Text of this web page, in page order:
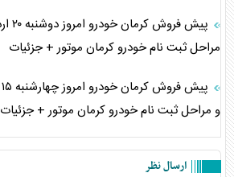
مراحل ثبت نام خودرو کرمان موتور + جزئیات
و مراحل ثبت نام خودرو کرمان موتور + جزئیات
ارسال نظر